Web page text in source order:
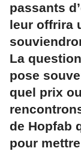
passants
leur offrira
La
pose
quel prix
de Hopfab
pour